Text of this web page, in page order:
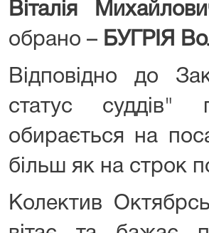
Віталія
обрано – БУГРІЯ
Відповідно до
статус суддів"
обирається на
більш як на строк
Колектив